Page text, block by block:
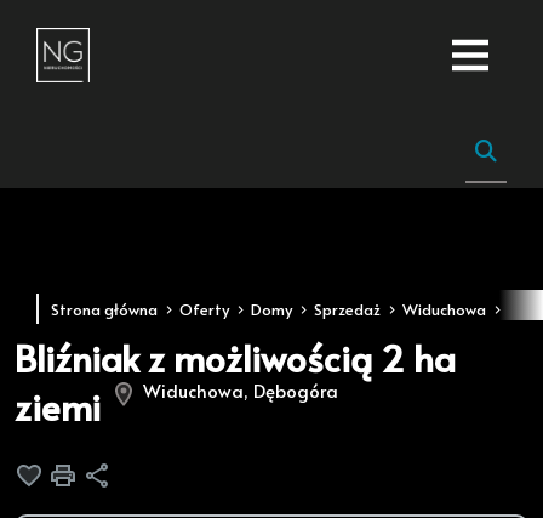
Strona główna Oferty Domy Sprzedaż Widuchowa
Bliźniak z możliwością 2 ha
ziemi
Widuchowa, Dębogóra
Dodaj do ulubionych
Drukuj